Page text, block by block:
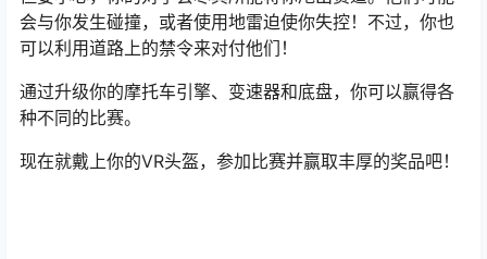
会与你发生碰撞，或者使用地雷迫使你失控！不过，你也
可以利用道路上的禁令来对付他们！
通过升级你的摩托车引擎、变速器和底盘，你可以赢得各
种不同的比赛。
现在就戴上你的VR头盔，参加比赛并赢取丰厚的奖品吧！